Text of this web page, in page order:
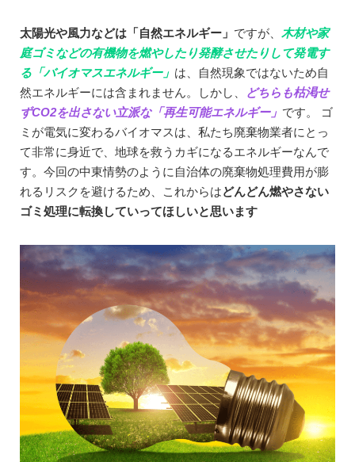
太陽光や風力などは「自然エネルギー」 ですが、 木材や家
庭ゴミなどの有機物を燃やしたり発酵させたりして発電す
る「バイオマスエネルギー」 は、自然現象ではないため自
然エネルギーには含まれません。しかし、
どちらも枯渇せ
ずCO2を出さない立派な「再生可能エネルギー」 です。 ゴ
ミが電気に変わるバイオマスは、私たち廃棄物業者にとっ
て非常に身近で、地球を救うカギになるエネルギーなんで
す。今回の中東情勢のように自治体の廃棄物処理費用が膨
れるリスクを避けるため、これからはどんどん燃やさない
ゴミ処理に転換していってほしいと思います